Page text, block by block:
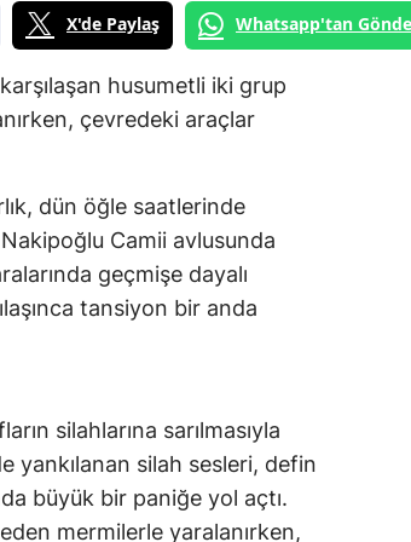
X'de Paylaş Whatsapp'tan
husumetli iki grup
çevredeki araçlar
dün öğle saatlerinde
Camii avlusunda
geçmişe dayalı
tansiyon bir anda
silahlarına sarılmasıyla
yankılanan silah sesleri, defin
büyük bir paniğe yol açtı.
mermilerle yaralanırken,